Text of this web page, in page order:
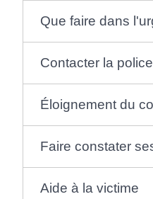
Que faire dans
Contacter la
Éloignement du
Faire constater
Aide à la victime